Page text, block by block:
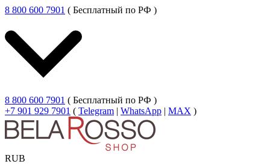
8 800 600 7901 ( Бесплатный по РФ )
8 800 600 7901 ( Бесплатный по РФ )
+7 901 929 7901 ( Telegram | WhatsApp | MAX )
RUB